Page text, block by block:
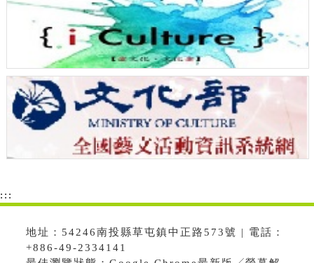
:::
地址：54246南投縣草屯鎮中正路573號 | 電話：
+886-49-2334141